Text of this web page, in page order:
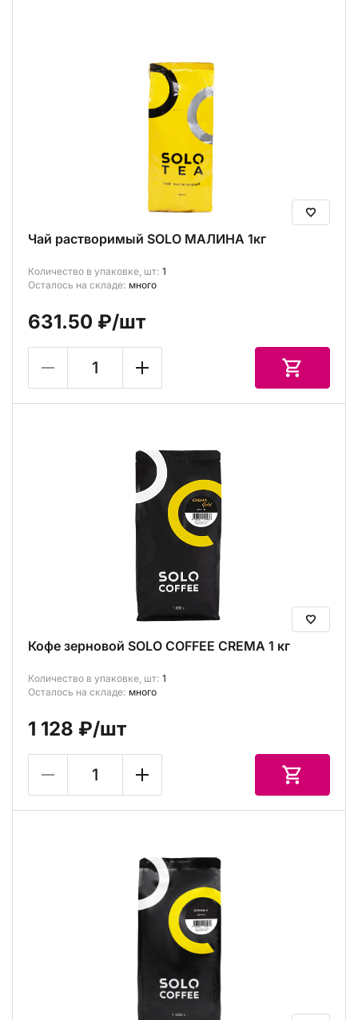
Чай растворимый SOLO МАЛИНА 1кг
Количество в упаковке, шт: 1
Осталось на складе: много
631.50 ₽/шт
Кофе зерновой SOLO COFFEE CREMA 1 кг
Количество в упаковке, шт: 1
Осталось на складе: много
1 128 ₽/шт